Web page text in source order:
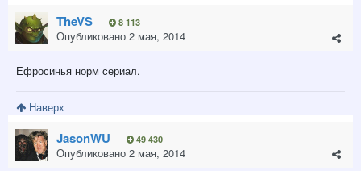
TheVS 8 113
Опубликовано 2 мая, 2014
Ефросинья норм сериал.
Наверх
JasonWU 49 430
Опубликовано 2 мая, 2014